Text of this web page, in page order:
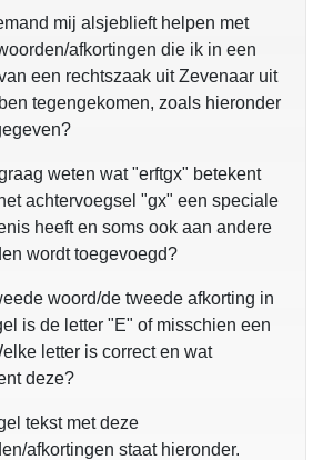
mij alsjeblieft helpen met
afkortingen die ik in een
een rechtszaak uit Zevenaar uit
tegengekomen, zoals hieronder
weten wat "erftgx" betekent
achtervoegsel "gx" een speciale
heeft en soms ook aan andere
wordt toegevoegd?
woord/de tweede afkorting in
is de letter "E" of misschien een
letter is correct en wat
deze?
tekst met deze
afkortingen staat hieronder.